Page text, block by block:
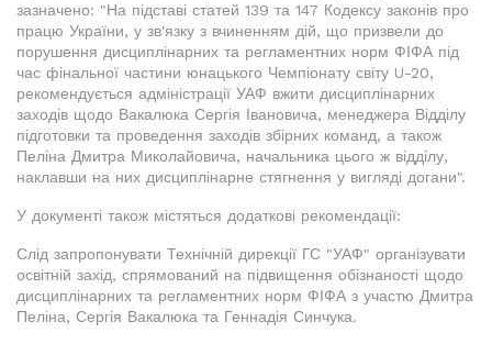
зазначено: "На підставі статей 139 та 147 Кодексу законів про
працю України, у зв'язку з вчиненням дій, що призвели до
порушення дисциплінарних та регламентних норм ФІФА під
час фінальної частини юнацького Чемпіонату світу U-20,
рекомендується адміністрації УАФ вжити дисциплінарних
заходів щодо Вакалюка Сергія Івановича, менеджера Відділу
підготовки та проведення заходів збірних команд, а також
Пеліна Дмитра Миколайовича, начальника цього ж відділу,
наклавши на них дисциплінарне стягнення у вигляді догани".
У документі також містяться додаткові рекомендації:
Слід запропонувати Технічній дирекції ГС "УАФ" організувати
освітній захід, спрямований на підвищення обізнаності щодо
дисциплінарних та регламентних норм ФІФА з участю Дмитра
Пеліна, Сергія Вакалюка та Геннадія Синчука.